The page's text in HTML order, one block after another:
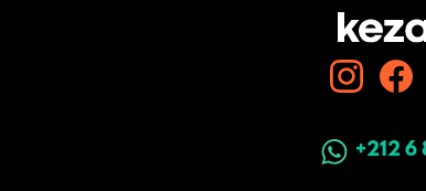
+212 6